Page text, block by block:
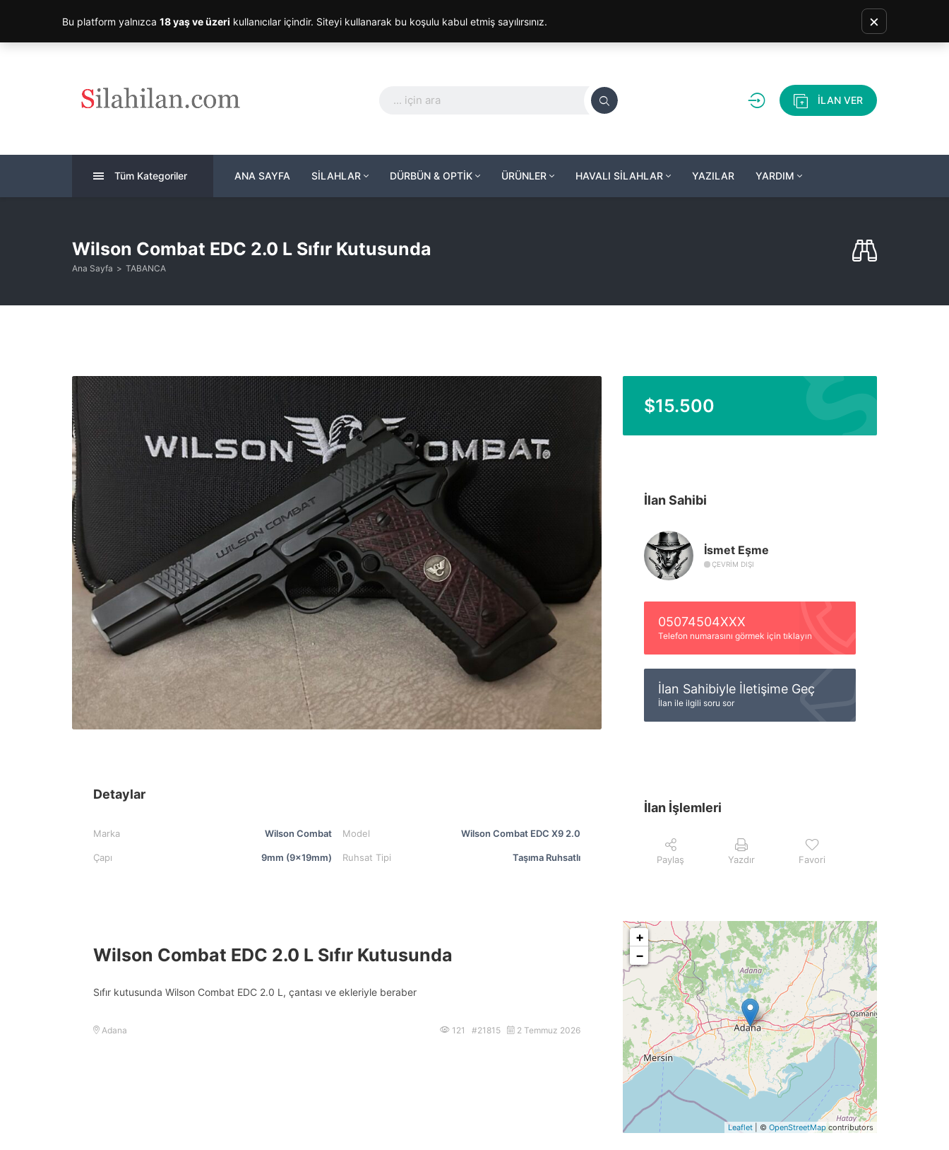
İLAN VER
Tüm Kategoriler ANA SAYFA SİLAHLAR DÜRBÜN & OPTİK ÜRÜNLER HAVALI SİLAHLAR YAZILAR YARDIM
Wilson Combat EDC 2.0 L Sıfır Kutusunda
Ana Sayfa TABANCA
Detaylar
Marka Wilson Combat Model Wilson Combat EDC X9 2.0
Çapı 9mm (9x19mm) Ruhsat Tipi Taşıma Ruhsatlı
Wilson Combat EDC 2.0 L Sıfır Kutusunda
Sıfır kutusunda Wilson Combat EDC 2.0 L, çantası ve ekleriyle beraber
Adana 121 #21815 2 Temmuz 2026
$15.500
İlan Sahibi
İsmet Eşme
ÇEVRIM DIŞI
05074504XXX
Telefon numarasını görmek için tıklayın
İlan Sahibiyle İletişime Geç
İlan ile ilgili soru sor
İlan İşlemleri
Paylaş Yazdır Favori
+
−
Leaflet | © OpenStreetMap contributors
Bu platform yalnızca 18 yaş ve üzeri kullanıcılar içindir. Siteyi kullanarak bu koşulu kabul etmiş sayılırsınız. ×